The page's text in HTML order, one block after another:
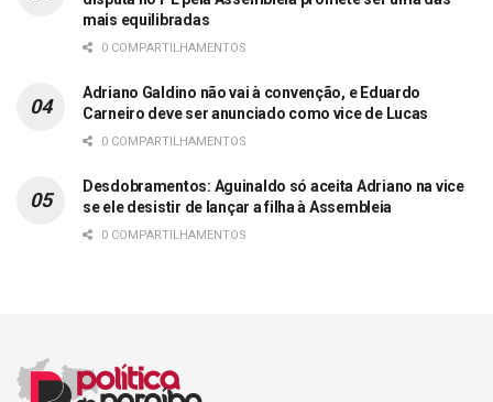
mais equilibradas
0 COMPARTILHAMENTOS
Adriano Galdino não vai à convenção, e Eduardo
Carneiro deve ser anunciado como vice de Lucas
0 COMPARTILHAMENTOS
Desdobramentos: Aguinaldo só aceita Adriano na vice
se ele desistir de lançar a filha à Assembleia
0 COMPARTILHAMENTOS